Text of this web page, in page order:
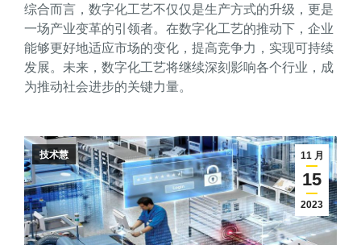
综合而言，数字化工艺不仅仅是生产方式的升级，更是
一场产业变革的引领者。在数字化工艺的推动下，企业
能够更好地适应市场的变化，提高竞争力，实现可持续
发展。未来，数字化工艺将继续深刻影响各个行业，成
为推动社会进步的关键力量。
11 月
15
2023
技术慧